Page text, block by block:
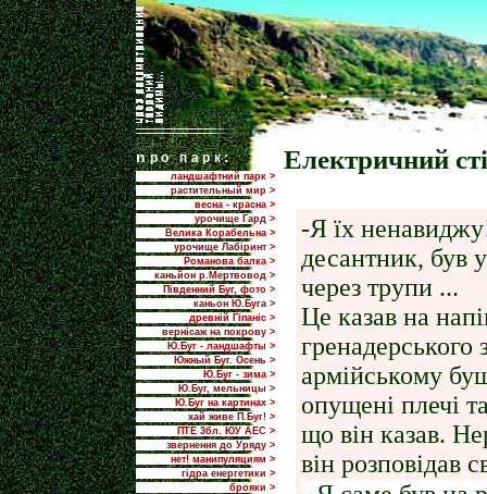
nро парк:
ландшафтний парк >
растительный мир >
весна - красна >
урочище Гард >
Велика Корабельна >
урочище Лабіринт >
Романова балка >
каньйон р.Мертвовод >
Південний Буг, фото >
каньон Ю.Буга >
древній Гіпаніс >
вернісаж на покрову >
Ю.Буг - ландшафты >
Южный Буг. Осень >
Ю.Буг - зима >
Ю.Буг, мельницы >
Ю.Буг на картинах >
хай живе П.Буг! >
ПТЕ 3бл. ЮУ АЕС >
звернення до Уряду >
нет! манипуляциям >
гідра енергетики >
брояки >
Електричний
-Я їх
десантник, був
через трупи ...
Це казав на
гренадерського
армійському
опущені плечі
що він казав.
він розповідав